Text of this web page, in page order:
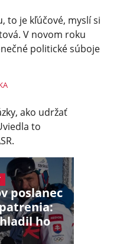
to je kľúčové, myslí si
V novom roku
politické súboje
ako udržať
to
poslanec
ho